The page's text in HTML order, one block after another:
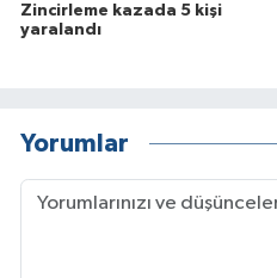
Zincirleme kazada 5 kişi
yaralandı
Yorumlar